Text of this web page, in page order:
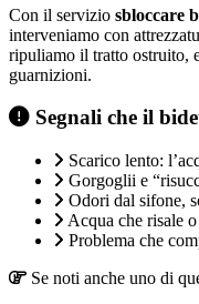
Con il servizio sbloccare
interveniamo con
ripuliamo il tratto ostruito,
guarnizioni.
Segnali che il
Scarico lento:
Gorgoglii e
Odori dal sifone,
Acqua che risale
Problema che
Se noti anche uno di